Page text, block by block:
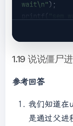
wait\n");
printf(
*running =
printf(
1.19 说说僵尸
参考回答
我们知道
是通过父进